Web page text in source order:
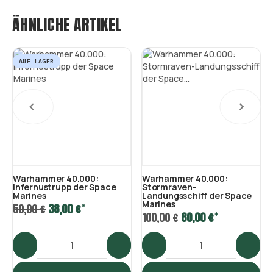
ÄHNLICHE ARTIKEL
AUF LAGER
Warhammer 40.000:
Infernustrupp der Space
Marines
50,00 €38,00 €*
Warhammer 40.000:
Stormraven-
Landungsschiff der Space
Marines
100,00 €80,00 €*